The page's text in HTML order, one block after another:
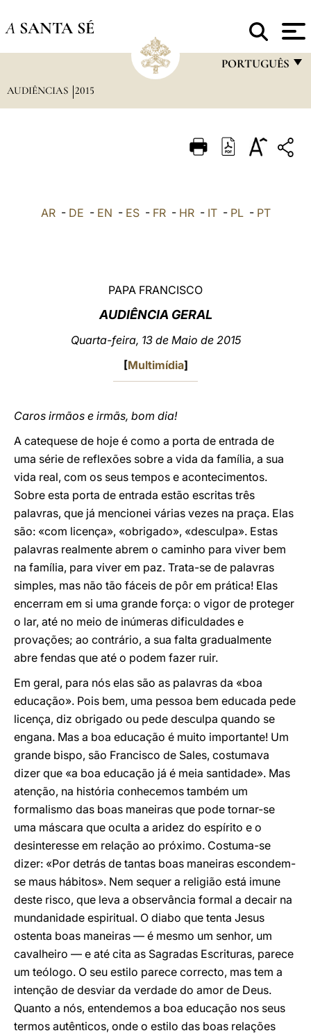
A SANTA SÉ
PORTUGUÊS
ITALIANO
LATINE
AUDIÊNCIAS 2015
AR- DE - EN - ES- FR- HR- IT- PL- PT
PAPA FRANCISCO
AUDIÊNCIA GERAL
Quarta-feira, 13 de Maio de 2015
[Multimídia]
Caros irmãos e irmãs, bom dia!
A catequese de hoje é como a porta de entrada de
uma série de reflexões sobre a vida da família, a sua
vida real, com os seus tempos e acontecimentos.
Sobre esta porta de entrada estão escritas três
palavras, que já mencionei várias vezes na praça. Elas
são: «com licença», «obrigado», «desculpa». Estas
palavras realmente abrem o caminho para viver bem
na família, para viver em paz. Trata-se de palavras
simples, mas não tão fáceis de pôr em prática! Elas
encerram em si uma grande força: o vigor de proteger
o lar, até no meio de inúmeras dificuldades e
provações; ao contrário, a sua falta gradualmente
abre fendas que até o podem fazer ruir.
Em geral, para nós elas são as palavras da «boa
educação». Pois bem, uma pessoa bem educada pede
licença, diz obrigado ou pede desculpa quando se
engana. Mas a boa educação é muito importante! Um
grande bispo, são Francisco de Sales, costumava
dizer que «a boa educação já é meia santidade». Mas
atenção, na história conhecemos também um
formalismo das boas maneiras que pode tornar-se
uma máscara que oculta a aridez do espírito e o
desinteresse em relação ao próximo. Costuma-se
dizer: «Por detrás de tantas boas maneiras escondem-
se maus hábitos». Nem sequer a religião está imune
deste risco, que leva a observância formal a decair na
mundanidade espiritual. O diabo que tenta Jesus
ostenta boas maneiras — é mesmo um senhor, um
cavalheiro — e até cita as Sagradas Escrituras, parece
um teólogo. O seu estilo parece correcto, mas tem a
intenção de desviar da verdade do amor de Deus.
Quanto a nós, entendemos a boa educação nos seus
termos autênticos, onde o estilo das boas relações